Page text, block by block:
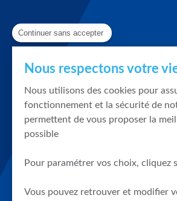
Continuer sans accepter
Nous respectons votre
Nous utilisons des cookies pour
fonctionnement et la sécurité de
permettent de vous proposer la
possible
Pour paramétrer vos choix, cliquez
Vous pouvez retrouver et modifier